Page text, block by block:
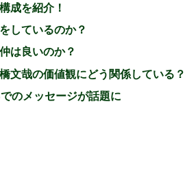
成を紹介！
しているのか？
は良いのか？
文哉の価値観にどう関係している？
のメッセージが話題に